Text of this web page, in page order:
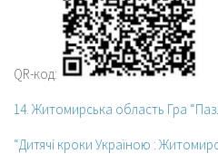
QR-код:
14. Житомирська область Гра
“Дитячі кроки Україною :